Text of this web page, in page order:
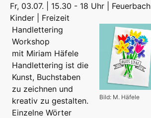
Fr, 03.07. | 15.30 - 18 Uhr | Feuerbach
Kinder | Freizeit
Bild: M. Häfele
Handlettering
Workshop
mit Miriam Häfele
Handlettering ist die
Kunst, Buchstaben
zu zeichnen und
kreativ zu gestalten.
Einzelne Wörter